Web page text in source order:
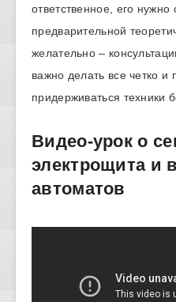
ответственное, его нужно
предварительной
желательно –
важно делать все четко и
придерживаться техники
Видео-урок о
электрощита и
автоматов